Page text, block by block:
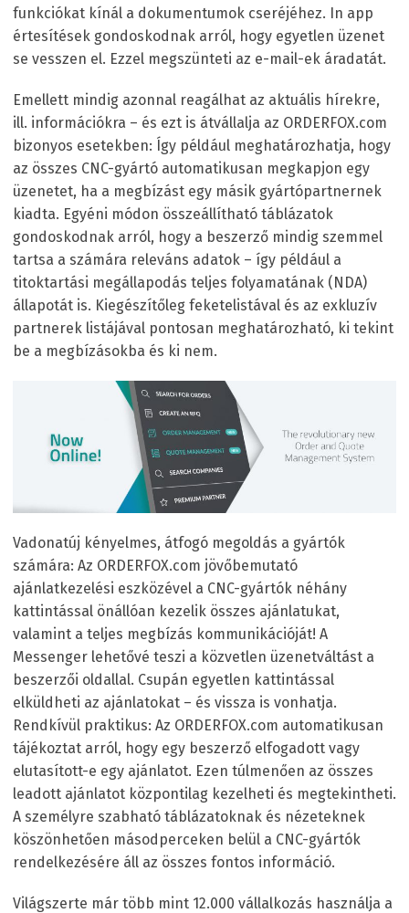
funkciókat kínál a dokumentumok cseréjéhez. In app
értesítések gondoskodnak arról, hogy egyetlen üzenet
se vesszen el. Ezzel megszünteti az e-mail-ek áradatát.
Emellett mindig azonnal reagálhat az aktuális hírekre,
ill. információkra – és ezt is átvállalja az ORDERFOX.com
bizonyos esetekben: Így például meghatározhatja, hogy
az összes CNC-gyártó automatikusan megkapjon egy
üzenetet, ha a megbízást egy másik gyártópartnernek
kiadta. Egyéni módon összeállítható táblázatok
gondoskodnak arról, hogy a beszerző mindig szemmel
tartsa a számára releváns adatok – így például a
titoktartási megállapodás teljes folyamatának (NDA)
állapotát is. Kiegészítőleg feketelistával és az exkluzív
partnerek listájával pontosan meghatározható, ki tekint
be a megbízásokba és ki nem.
Vadonatúj kényelmes, átfogó megoldás a gyártók
számára: Az ORDERFOX.com jövőbemutató
ajánlatkezelési eszközével a CNC-gyártók néhány
kattintással önállóan kezelik összes ajánlatukat,
valamint a teljes megbízás kommunikációját! A
Messenger lehetővé teszi a közvetlen üzenetváltást a
beszerzői oldallal. Csupán egyetlen kattintással
elküldheti az ajánlatokat – és vissza is vonhatja.
Rendkívül praktikus: Az ORDERFOX.com automatikusan
tájékoztat arról, hogy egy beszerző elfogadott vagy
elutasított-e egy ajánlatot. Ezen túlmenően az összes
leadott ajánlatot központilag kezelheti és megtekintheti.
A személyre szabható táblázatoknak és nézeteknek
köszönhetően másodperceken belül a CNC-gyártók
rendelkezésére áll az összes fontos információ.
Világszerte már több mint 12.000 vállalkozás használja a